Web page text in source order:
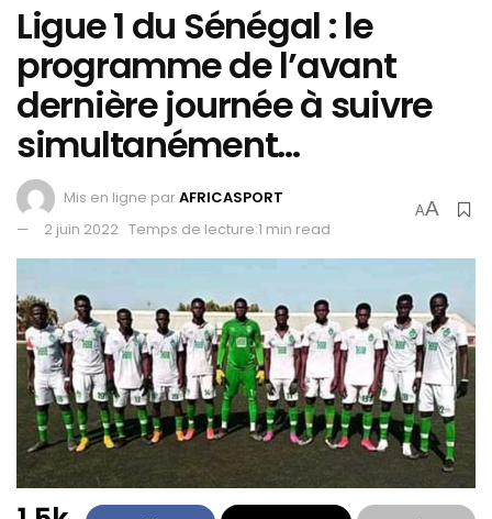
Ligue 1 du Sénégal : le
programme de l’avant
dernière journée à suivre
simultanément…
Mis en ligne parAFRICASPORT
2 juin 2022 Temps de lecture:1 min read
AA